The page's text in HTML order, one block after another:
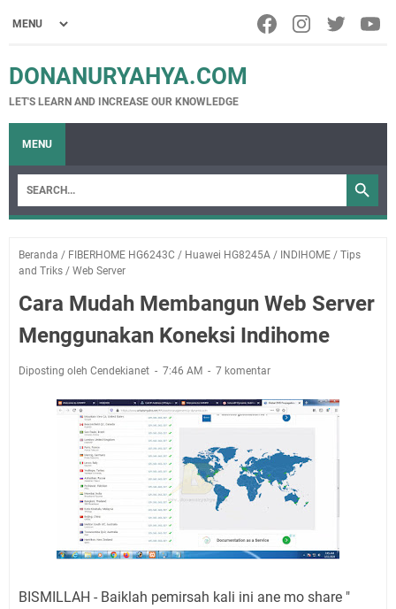
DONANURYAHYA.COM
LET'S LEARN AND INCREASE OUR KNOWLEDGE
MENU
Beranda / FIBERHOME HG6243C / Huawei HG8245A / INDIHOME / Tips
and Triks / Web Server
Cara Mudah Membangun Web Server
Menggunakan Koneksi Indihome
Diposting oleh Cendekianet 7:46 AM 7 komentar
BISMILLAH - Baiklah pemirsah kali ini ane mo share "